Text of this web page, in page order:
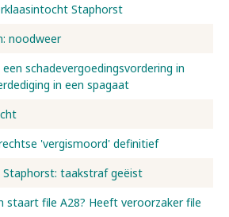
Staphorst
noodweer
schadevergoedingsvordering in
in een spagaat
'vergismoord' definitief
taakstraf geëist
staart file A28? Heeft veroorzaker file